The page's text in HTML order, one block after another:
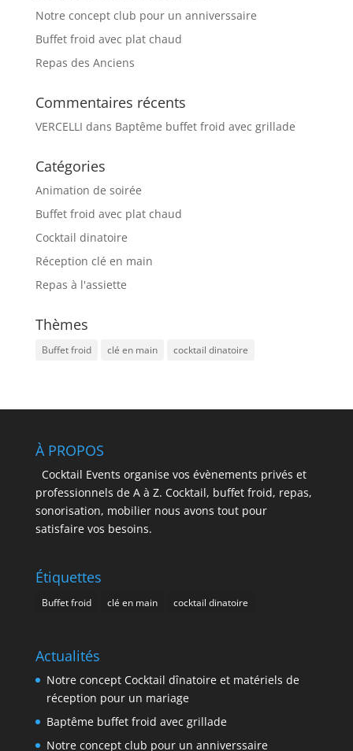
Notre concept club pour un anniverssaire
Buffet froid avec plat chaud
Repas des Anciens
Commentaires récents
VERCELLI dans Baptême buffet froid avec grillade
Catégories
Animation de soirée
Buffet froid avec plat chaud
Cocktail dinatoire
Réception clé en main
Repas à l'assiette
Thèmes
Buffet froid clé en main cocktail dinatoire
À PROPOS
Cocktail Events organise vos évènements privés et
professionnels de A à Z. Cocktail, buffet froid, repas,
sonorisation, mobilier nous avons tout pour
satisfaire vos besoins.
Étiquettes
Buffet froid clé en main cocktail dinatoire
Actualités
Notre concept Cocktail dînatoire et matériels de
réception pour un mariage
Baptême buffet froid avec grillade
Notre concept club pour un anniverssaire